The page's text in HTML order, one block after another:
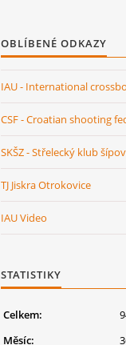
OBLÍBENÉ ODKAZY
IAU - International
CSF - Croatian shooting
SKŠZ - Střelecký klub
TJ Jiskra Otrokovice
IAU Video
STATISTIKY
Celkem:
Měsíc: